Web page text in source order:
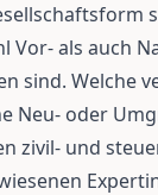
Vor- als auch
sind. Welche
Neu- oder
zivil- und